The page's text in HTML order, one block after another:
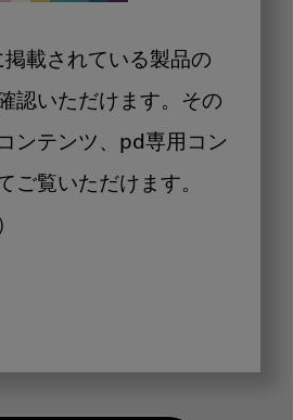
載されている製品の
認いただけます。その
ンテンツ、pd専用コン
ご覧いただけます。